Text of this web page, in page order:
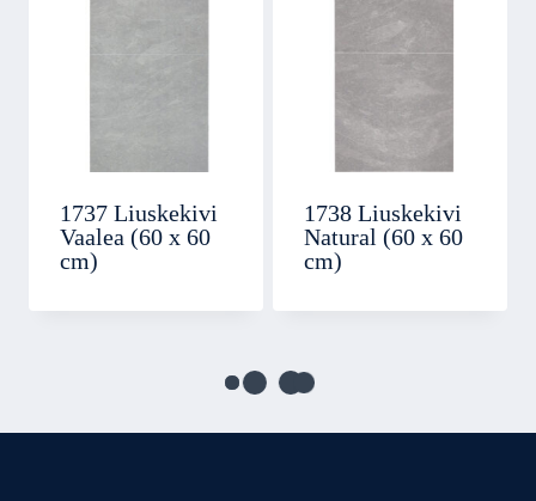
1737 Liuskekivi
Vaalea (60 x 60
cm)
1738 Liuskekivi
Natural (60 x 60
cm)